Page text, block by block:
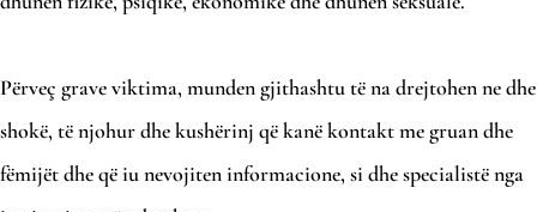
Përveç grave viktima, munden gjithashtu të na drejtohen ne dhe
shokë, të njohur dhe kushërinj që kanë kontakt me gruan dhe
fëmijët dhe që iu nevojiten informacione, si dhe specialistë nga